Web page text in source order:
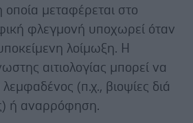
οποία μεταφέρεται στο
φλεγμονή υποχωρεί όταν
λοίμωξη. Η
αιτιολογίας μπορεί να
λεμφαδένος (π.χ., βιοψίες διά
ή αναρρόφηση.